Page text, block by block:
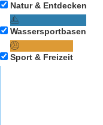
⟶
⟶
Natur & Entdecken
Wassersportbasen
Sport & Freizeit